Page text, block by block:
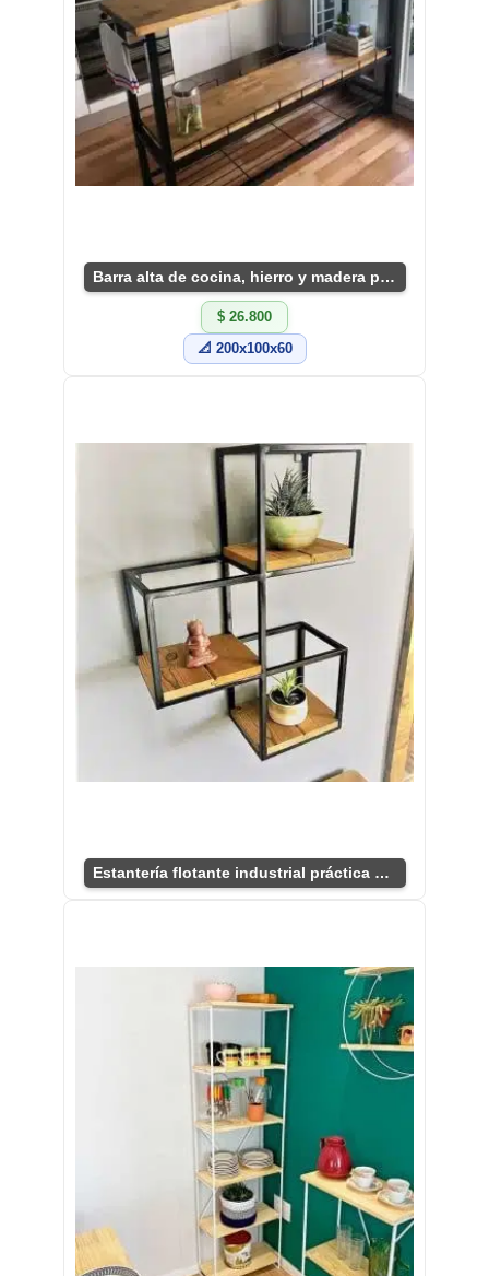
Barra alta de cocina, hierro y madera práctica
$ 26.800
📐 200x100x60
Estantería flotante industrial práctica y chic